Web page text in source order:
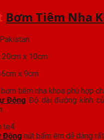
Bơm Tiêm Nha
x 10cm
x 9cm
Động Độ dài đường kính
Động nút bấm êm dễ dàng